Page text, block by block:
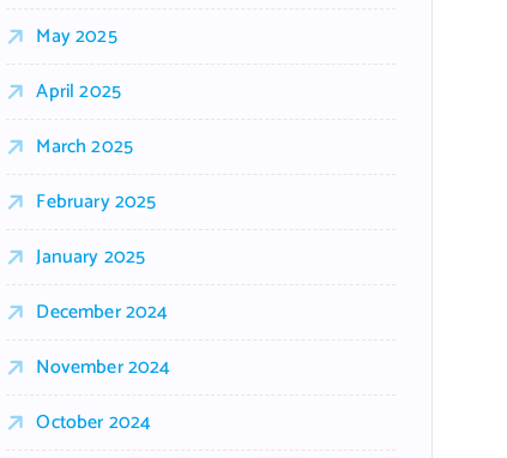
May 2025
April 2025
March 2025
February 2025
January 2025
December 2024
November 2024
October 2024